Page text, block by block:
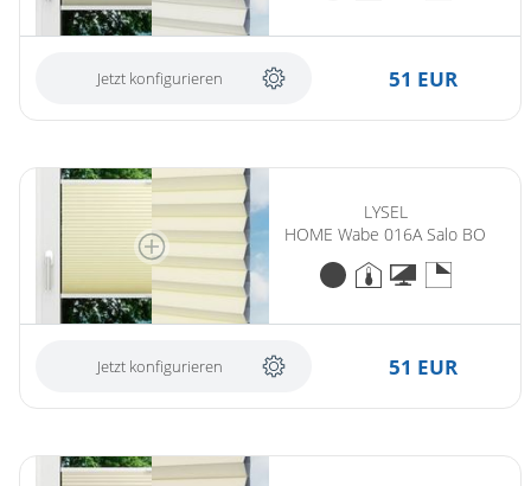
Gardinenstange
Stoffe
Panneaux
Jetzt konfigurieren 51 EUR
LYSEL
HOME Wabe 016A Salo BO
Jetzt konfigurieren 51 EUR